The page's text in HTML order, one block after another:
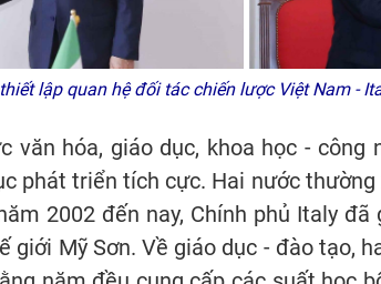
lập quan hệ đối tác chiến lược Việt Nam -
văn hóa, giáo dục, khoa học - công
phát triển tích cực. Hai nước
2002 đến nay, Chính phủ Italy
giới Mỹ Sơn. Về giáo dục - đào tạo,